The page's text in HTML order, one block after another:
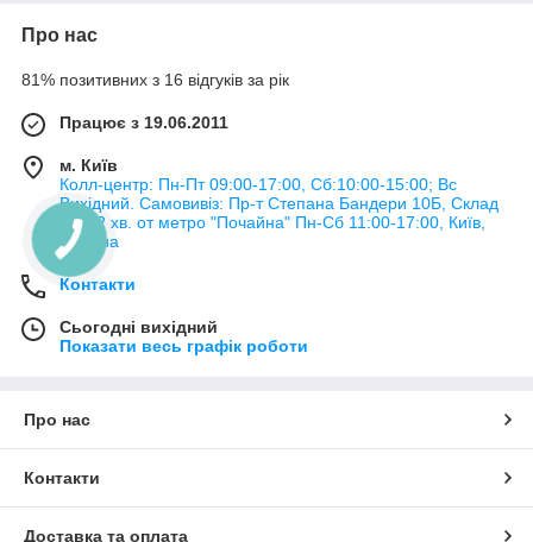
Якщо Вам належить відпочинок у колі друзів на березі річки,
заздалегідь, щоб кожна хвилина стала незабутньою та
Наш інтернет-магазин пропонує найрізноманітніші товари
для пікніка, які будуть виступати в якості найкращих
помічників при організації відпочинку на природі.
розкладачки;
самонадувные килимки;
надувні човни;
мангали;
Товари для спорту і туризму: переваги
Ми реалізуємо кращу продукцію, якість якої підтверджується
Про нас
81% позитивних з 16 відгуків за рік
Працює з 19.06.2011
м. Київ
Колл-центр: Пн-Пт 09:00-17:00, Сб:10:00-15:00; Вс
Вихідний. Самовивіз: Пр-т Степана Бандери 10Б, Склад
№3, 2 хв. от метро "Почайна" Пн-Cб 11:00-17:00, Київ,
Україна
Контакти
Сьогодні вихідний
Показати весь графік роботи
Про нас
Контакти
Доставка та оплата